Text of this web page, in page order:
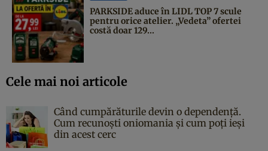
PARKSIDE aduce în LIDL TOP 7 scule
pentru orice atelier. „Vedeta” ofertei
costă doar 129...
Cele mai noi articole
Când cumpărăturile devin o dependență.
Cum recunoști oniomania și cum poți ieși
din acest cerc